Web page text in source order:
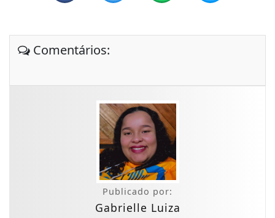
Comentários:
Publicado por:
Gabrielle Luiza